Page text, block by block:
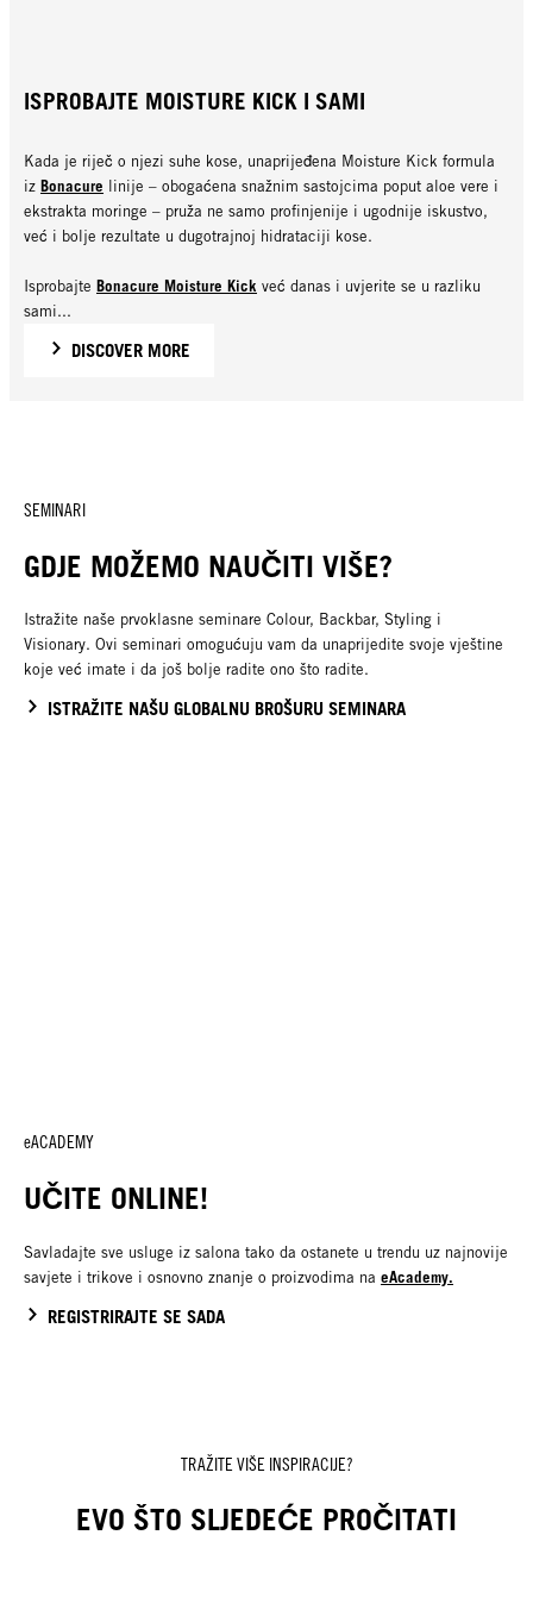
ISPROBAJTE MOISTURE KICK I SAMI
Kada je riječ o njezi suhe kose, unaprijeđena Moisture Kick formula
iz Bonacure linije – obogaćena snažnim sastojcima poput aloe vere i
ekstrakta moringe – pruža ne samo profinjenije i ugodnije iskustvo,
već i bolje rezultate u dugotrajnoj hidrataciji kose.
Isprobajte Bonacure Moisture Kick već danas i uvjerite se u razliku
sami...
DISCOVER MORE
SEMINARI
GDJE MOŽEMO NAUČITI VIŠE?
Istražite naše prvoklasne seminare Colour, Backbar, Styling i
Visionary. Ovi seminari omogućuju vam da unaprijedite svoje vještine
koje već imate i da još bolje radite ono što radite.
ISTRAŽITE NAŠU GLOBALNU BROŠURU SEMINARA
eACADEMY
UČITE ONLINE!
Savladajte sve usluge iz salona tako da ostanete u trendu uz najnovije
savjete i trikove i osnovno znanje o proizvodima na eAcademy.
REGISTRIRAJTE SE SADA
TRAŽITE VIŠE INSPIRACIJE?
EVO ŠTO SLJEDEĆE PROČITATI